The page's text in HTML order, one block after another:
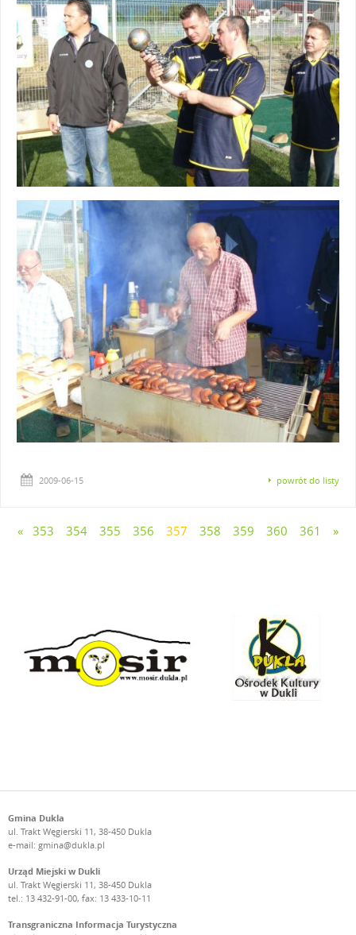
2009-06-15 powrót do listy
« 353 354 355 356 357 358 359 360 361 »
Gmina Dukla
ul. Trakt Węgierski 11, 38-450 Dukla
e-mail: gmina@dukla.pl
Urząd Miejski w Dukli
ul. Trakt Węgierski 11, 38-450 Dukla
tel.: 13 432-91-00, fax: 13 433-10-11
Transgraniczna Informacja Turystyczna